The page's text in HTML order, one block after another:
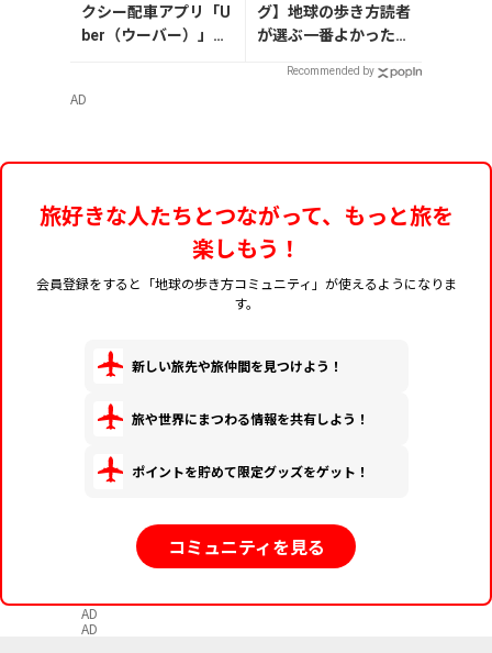
クシー配車アプリ「U
ber（ウーバー）」の
グ】地球の歩き方読者
が選ぶ一番よかった世
Recommended by
AD
旅好きな人たちとつながって、もっと旅を
楽しもう！
会員登録をすると「地球の歩き方コミュニティ」が使えるようになりま
す。
新しい旅先や旅仲間を見つけよう！
旅や世界にまつわる情報を共有しよう！
ポイントを貯めて限定グッズをゲット！
コミュニティを見る
AD
AD